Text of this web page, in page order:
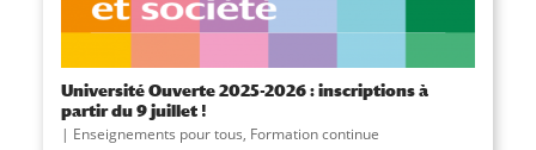
Université Ouverte 2025-2026 : inscriptions à
partir du 9 juillet !
Enseignements pour tous, Formation continue